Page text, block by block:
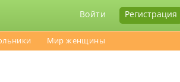
Войти Регистрация
Мир женщины